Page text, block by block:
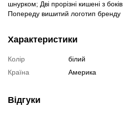
шнурком; Дві прорізні кишені з
Попереду вишитий логотип бренду
Характеристики
Колір
бiлий
Країна
Америка
Відгуки